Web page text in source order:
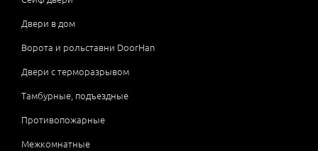
Двери в дом
Ворота и рольставни DoorHan
Двери с терморазрывом
Тамбурные, подъездные
Противопожарные
Межкомнатные